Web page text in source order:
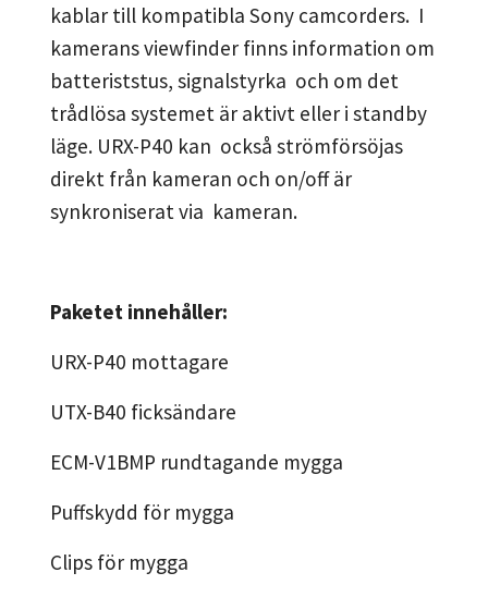
kablar till kompatibla Sony camcorders. I
kamerans viewfinder finns information om
batteriststus, signalstyrka och om det
trådlösa systemet är aktivt eller i standby
läge. URX-P40 kan också strömförsöjas
direkt från kameran och on/off är
synkroniserat via kameran.
Paketet innehåller:
URX-P40 mottagare
UTX-B40 ficksändare
ECM-V1BMP rundtagande mygga
Puffskydd för mygga
Clips för mygga